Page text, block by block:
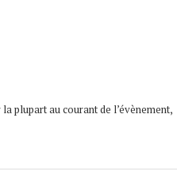
plupart au courant de l’évènement,